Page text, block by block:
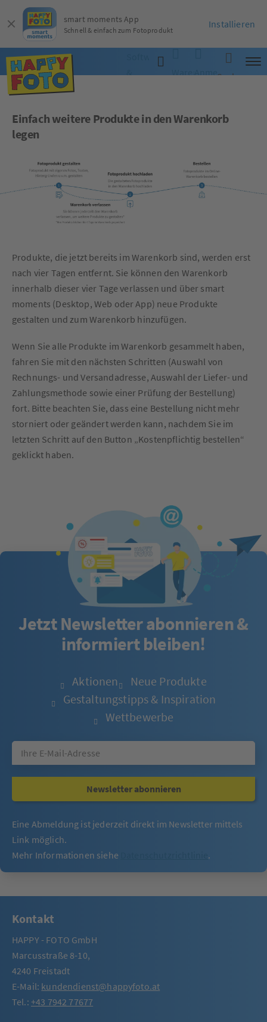
Software
WarenkorbAnmelden
Suche
Einfach weitere Produkte in den Warenkorb
legen
Produkte, die jetzt bereits im Warenkorb sind, werden erst
nach vier Tagen entfernt. Sie können den Warenkorb
innerhalb dieser vier Tage verlassen und über smart
moments (Desktop, Web oder App) neue Produkte
gestalten und zum Warenkorb hinzufügen.
Wenn Sie alle Produkte im Warenkorb gesammelt haben,
fahren Sie mit den nächsten Schritten (Auswahl von
Rechnungs- und Versandadresse, Auswahl der Liefer- und
Zahlungsmethode sowie einer Prüfung der Bestellung)
fort. Bitte beachten Sie, dass eine Bestellung nicht mehr
storniert oder geändert werden kann, nachdem Sie im
letzten Schritt auf den Button „Kostenpflichtig bestellen“
geklickt haben.
Jetzt Newsletter abonnieren &
informiert bleiben!
Aktionen
Neue Produkte
Gestaltungstipps & Inspiration
Wettbewerbe
Newsletter abonnieren
Eine Abmeldung ist jederzeit direkt im Newsletter mittels
Link möglich.
Mehr Informationen siehe
.
Kontakt
HAPPY - FOTO GmbH
Marcusstraße 8-10,
4240 Freistadt
E-Mail: kundendienst@happyfoto.at
Tel.: +43 7942 77677
smart moments App
Schnell & einfach zum Fotoprodukt
Installieren